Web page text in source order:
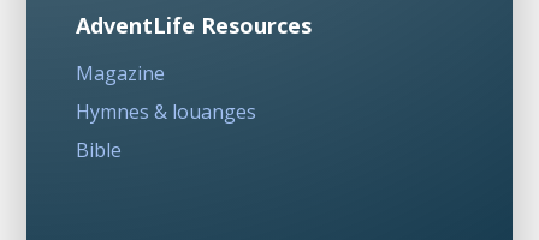
AdventLife Resources
Magazine
Hymnes & louanges
Bible